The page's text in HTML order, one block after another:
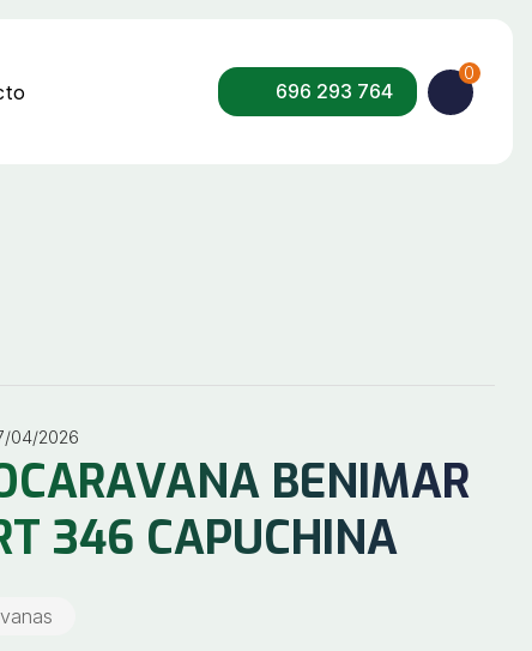
696 293 764
0
BENIMAR
346 CAPUCHINA
04/2026